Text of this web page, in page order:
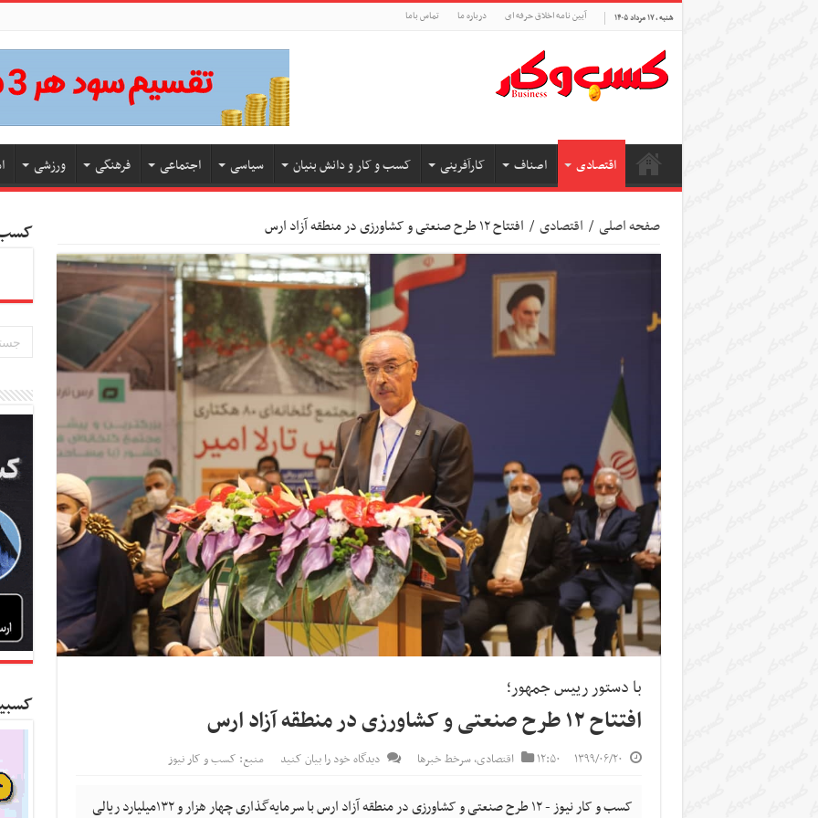
شنبه , ۱۷ مرداد ۱۴۰۵ آیین نامه اخلاق حرفه ای درباره ما تماس باما
اقتصادی اصناف کارآفرینی کسب و کار و دانش بنیان سیاسی اجتماعی فرهنگی ورزشی
صفحه اصلی / اقتصادی / افتتاح ۱۲ طرح صنعتی و کشاورزی در منطقه آزاد ارس
با دستور رییس جمهور؛
افتتاح ۱۲ طرح صنعتی و کشاورزی در منطقه آزاد ارس
۱۳۹۹/۰۶/۲۰ ۱۲:۵۰ اقتصادی,سرخط خبرها دیدگاه خود را بیان کنید منبع: کسب و کار نیوز
کسب و کار نیوز - ۱۲ طرح صنعتی و کشاورزی در منطقه آزاد ارس با سرمایه‌گذاری چهار هزار و ۱۳۲میلیارد ریالی
کسب